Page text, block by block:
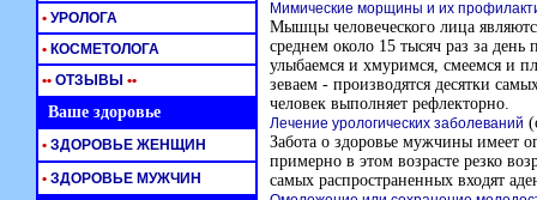
Мимические морщины и их
Мышцы человеческого лица
среднем около 15 тысяч раз за
улыбаемся и хмуримся, смеемся и
зеваем - производятся десятки
человек выполняет рефлекторно.
Лечение урологических заболеваний
Забота о здоровье мужчины имеет
примерно в этом возрасте резко
самых распространенных входят
• УРОЛОГА
• КОСМЕТОЛОГА
•• ОТЗЫВЫ ••
Ваше здоровье
• ЗДОРОВЬЕ ЖЕНЩИН
• ЗДОРОВЬЕ МУЖЧИН